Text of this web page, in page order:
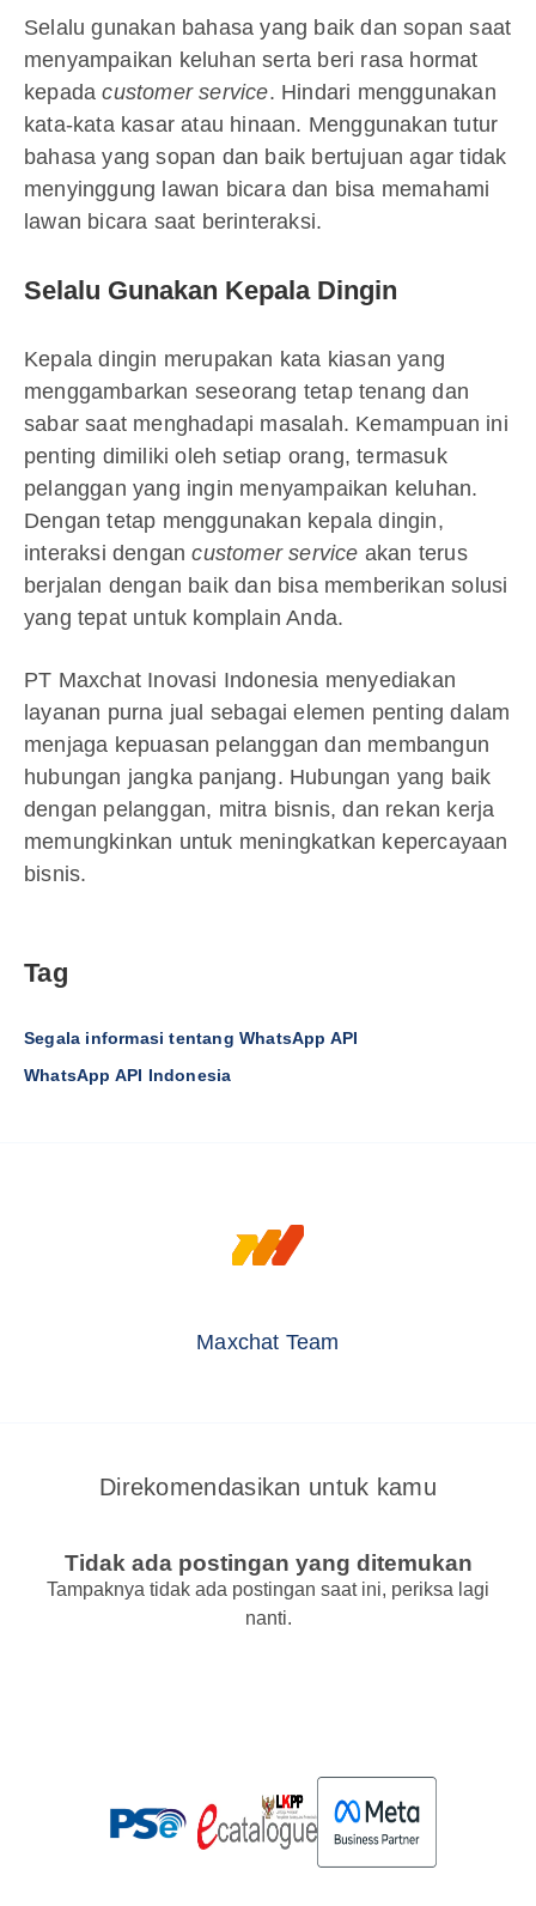
Selalu gunakan bahasa yang baik dan sopan saat
menyampaikan keluhan serta beri rasa hormat
kepadacustomer service. Hindari menggunakan
kata-kata kasar atau hinaan. Menggunakan tutur
bahasa yang sopan dan baik bertujuan agar tidak
menyinggung lawan bicara dan bisa memahami
lawan bicara saat berinteraksi.
Selalu Gunakan Kepala Dingin
Kepala dingin merupakan kata kiasan yang
menggambarkan seseorang tetap tenang dan
sabar saat menghadapi masalah. Kemampuan ini
penting dimiliki oleh setiap orang, termasuk
pelanggan yang ingin menyampaikan keluhan.
Dengan tetap menggunakan kepala dingin,
interaksi dengancustomer service akan terus
berjalan dengan baik dan bisa memberikan solusi
yang tepat untuk komplain Anda.
PT Maxchat Inovasi Indonesia menyediakan
layanan purna jual sebagai elemen penting dalam
menjaga kepuasan pelanggan dan membangun
hubungan jangka panjang. Hubungan yang baik
dengan pelanggan, mitra bisnis, dan rekan kerja
memungkinkan untuk meningkatkan kepercayaan
bisnis.
Tag
Segala informasi tentang WhatsApp API
WhatsApp API Indonesia
Maxchat Team
Direkomendasikan untuk kamu
Tidak ada postingan yang ditemukan
Tampaknya tidak ada postingan saat ini, periksa lagi
nanti.